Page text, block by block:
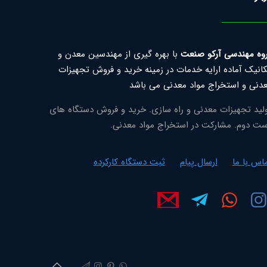
مهندسی آرکو صنعت با بهره گیری از مهندسین معدن و
آماده ارایه خدمات در زمینه خرید و فروش تجهیزات
و استخراج مواد معدنی می باشد
تجهیزات معدنی و راه سازی. خرید و فروش دستگاه های
دوم. مشارکت در استخراج مواد معدنی.
با ما ارسال پیام ثبت دستگاه کارکرده